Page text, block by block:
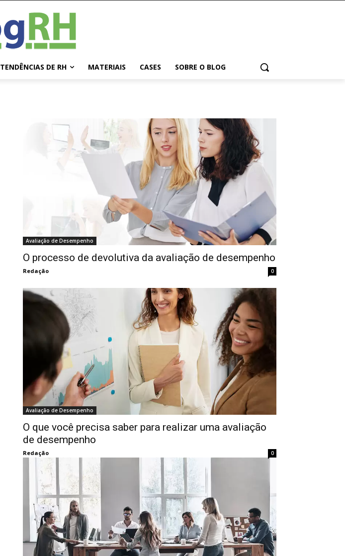
TENDÊNCIAS DE RH MATERIAIS CASES SOBRE O BLOG
Avaliação de Desempenho
O processo de devolutiva da avaliação de desempenho
Redação 0
Avaliação de Desempenho
O que você precisa saber para realizar uma avaliação
de desempenho
Redação 0